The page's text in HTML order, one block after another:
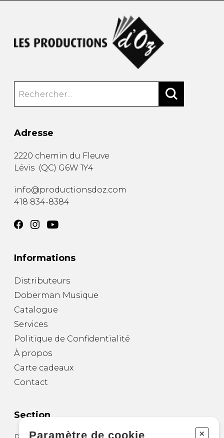
Adresse
2220 chemin du Fleuve
Lévis (QC) G6W 1Y4
info@productionsdoz.com
418 834-8384
Informations
Distributeurs
Doberman Musique
Catalogue
Services
Politique de Confidentialité
À propos
Carte cadeaux
Contact
Section
Paramètre de cookie +